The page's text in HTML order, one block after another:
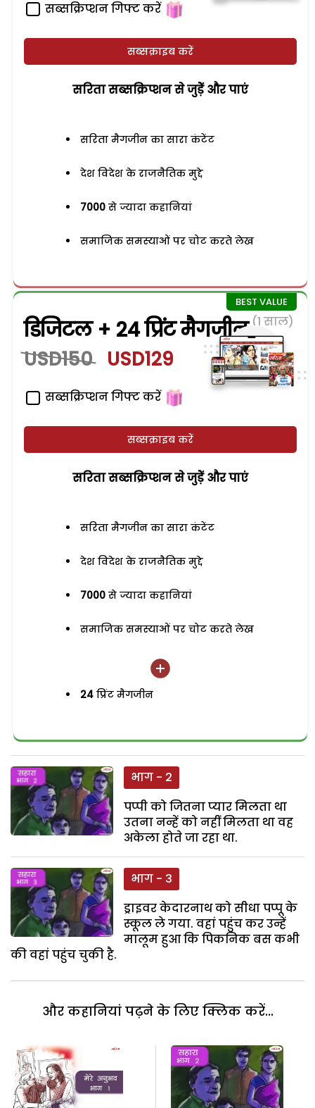
सब्सक्रिप्शन गिफ्ट करें
सब्सक्राइब करें
सरिता सब्सक्रिप्शन से जुड़ेें और पाएं
सरिता मैगजीन का सारा कंटेंट
देश विदेश के राजनैतिक मुद्दे
7000 से ज्यादा कहानियां
समाजिक समस्याओं पर चोट करते लेख
डिजिटल + 24 प्रिंट मैगजीन (1 साल)
USD150 USD129
सब्सक्रिप्शन गिफ्ट करें
सब्सक्राइब करें
सरिता सब्सक्रिप्शन से जुड़ेें और पाएं
सरिता मैगजीन का सारा कंटेंट
देश विदेश के राजनैतिक मुद्दे
7000 से ज्यादा कहानियां
समाजिक समस्याओं पर चोट करते लेख
24 प्रिंट मैगजीन
भाग - 2
पप्पी को जितना प्यार मिलता था
उतना नन्हें को नहीं मिलता था वह
अकेला होते जा रहा था.
भाग - 3
ड्राइवर केदारनाथ को सीधा पप्पू के
स्कूल ले गया. वहां पहुंच कर उन्हें
मालूम हुआ कि पिकनिक बस कभी
की वहां पहुंच चुकी है.
और कहानियां पढ़ने के लिए क्लिक करें...